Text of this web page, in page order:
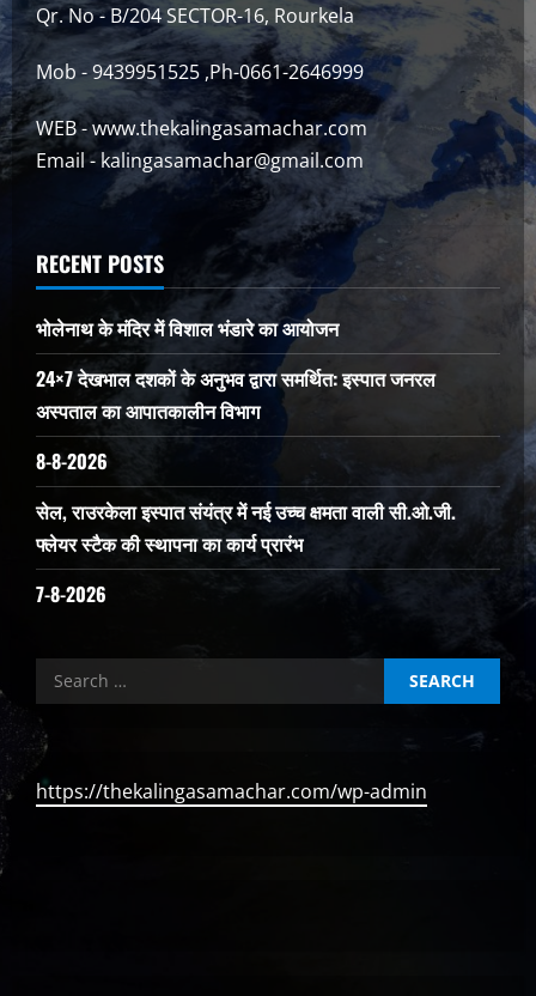
Qr. No - B/204 SECTOR-16, Rourkela
Mob - 9439951525 ,Ph-0661-2646999
WEB - www.thekalingasamachar.com
Email - kalingasamachar@gmail.com
RECENT POSTS
भोलेनाथ के मंदिर में विशाल भंडारे का आयोजन
24×7 देखभाल दशकों के अनुभव द्वारा समर्थित: इस्पात जनरल
अस्पताल का आपातकालीन विभाग
8-8-2026
सेल, राउरकेला इस्पात संयंत्र में नई उच्च क्षमता वाली सी.ओ.जी.
फ्लेयर स्टैक की स्थापना का कार्य प्रारंभ
7-8-2026
Search
for:
https://thekalingasamachar.com/wp-admin